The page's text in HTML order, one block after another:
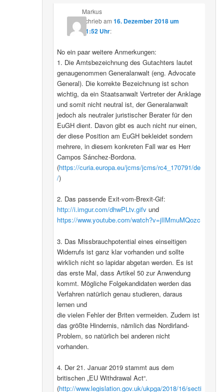
Markus
schriebam 16. Dezember 2018 um
01:52 Uhr:
No ein paar weitere Anmerkungen:
1. Die Amtsbezeichnung des Gutachters lautet
genaugenommen Generalanwalt (eng. Advocate
General). Die korrekte Bezeichnung ist schon
wichtig, da ein Staatsanwalt Vertreter der Anklage
und somit nicht neutral ist, der Generalanwalt
jedoch als neutraler juristischer Berater für den
EuGH dient. Davon gibt es auch nicht nur einen,
der diese Position am EuGH bekleidet sondern
mehrere, in diesem konkreten Fall war es Herr
Campos Sánchez-Bordona.
(https://curia.europa.eu/jcms/jcms/rc4_170791/de
/)
2. Das passende Exit-vom-Brexit-Gif:
http://i.imgur.com/dhwPLtv.gifvund
https://www.youtube.com/watch?v=jlIMmuMQozc
3. Das Missbrauchpotential eines einseitigen
Widerrufs ist ganz klar vorhanden und sollte
wirklich nicht so lapidar abgetan werden. Es ist
das erste Mal, dass Artikel 50 zur Anwendung
kommt. Mögliche Folgekandidaten werden das
Verfahren natürlich genau studieren, daraus
lernen und
die vielen Fehler der Briten vermeiden. Zudem ist
das größte Hindernis, nämlich das Nordirland-
Problem, so natürlich bei anderen nicht
vorhanden.
4. Der 21. Januar 2019 stammt aus dem
britischen „EU Withdrawal Act“.
(http://www.legislation.gov.uk/ukpga/2018/16/secti